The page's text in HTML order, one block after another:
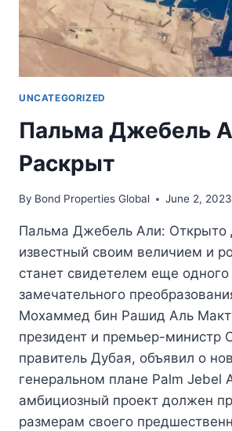
UNCATEGORIZED
Пальма Джебель
Раскрыт
By Bond Properties Global June 2, 2023
Пальма Джебель Али: Открыто
известный своим величием и
станет свидетелем еще одного
замечательного
Мохаммед бин Рашид Аль
президент и премьер-министр
правитель Дубая, объявил о
генеральном плане Palm Jebel
амбициозный проект должен
размерам своего